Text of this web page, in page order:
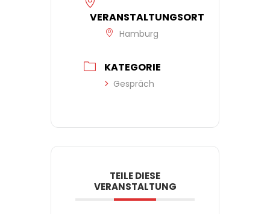
VERANSTALTUNGSORT
Hamburg
KATEGORIE
Gespräch
TEILE DIESE
VERANSTALTUNG